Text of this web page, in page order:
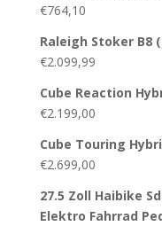
€764,10
Raleigh Stoker B8
€2.099,99
Cube Reaction
€2.199,00
Cube Touring
€2.699,00
27.5 Zoll Haibike
Elektro Fahrrad